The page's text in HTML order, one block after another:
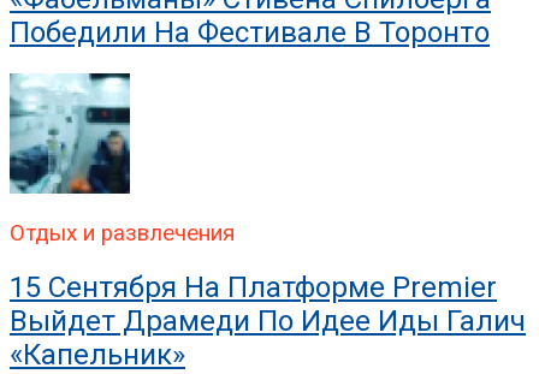
Победили На Фестивале В Торонто
Отдых и развлечения
15 Сентября На Платформе Premier
Выйдет Драмеди По Идее Иды Галич
«Капельник»